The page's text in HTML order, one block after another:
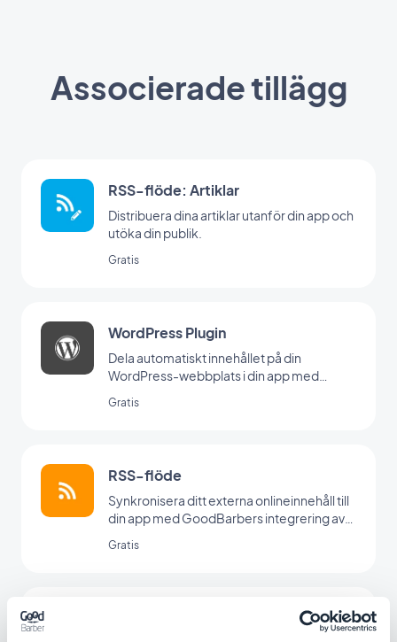
Associerade tillägg
RSS-flöde: Artiklar
Distribuera dina artiklar utanför din app och
utöka din publik.
Gratis
WordPress Plugin
Dela automatiskt innehållet på din
WordPress-webbplats i din app med
Gratis
RSS-flöde
Synkronisera ditt externa onlineinnehåll till
din app med GoodBarbers integrering av
Gratis